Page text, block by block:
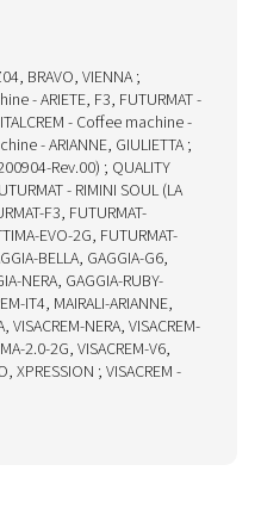
BRAVO, VIENNA ;
- ARIETE, F3, FUTURMAT -
- Coffee machine -
- ARIANNE, GIULIETTA ;
Rev.00) ; QUALITY
- RIMINI SOUL (LA
F3, FUTURMAT-
EVO-2G, FUTURMAT-
BELLA, GAGGIA-G6,
NERA, GAGGIA-RUBY-
IT4, MAIRALI-ARIANNE,
VISACREM-NERA, VISACREM-
2.0-2G, VISACREM-V6,
XPRESSION ; VISACREM -